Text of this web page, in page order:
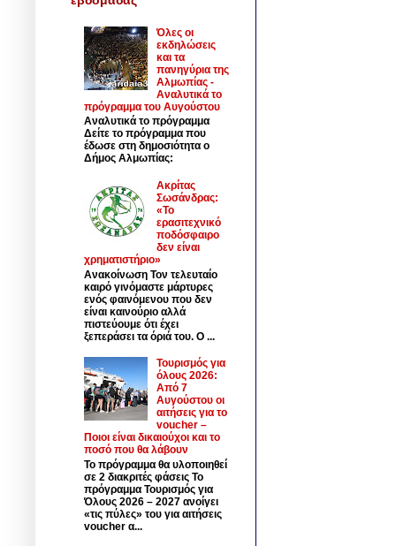
Όλες οι
εκδηλώσεις
και τα
πανηγύρια της
Αλμωπίας -
Αναλυτικά το
πρόγραμμα του Αυγούστου
Αναλυτικά το πρόγραμμα
Δείτε το πρόγραμμα που
έδωσε στη δημοσιότητα ο
Δήμος Αλμωπίας:
Ακρίτας
Σωσάνδρας:
«Το
ερασιτεχνικό
ποδόσφαιρο
δεν είναι
χρηματιστήριο»
Ανακοίνωση Τον τελευταίο
καιρό γινόμαστε μάρτυρες
ενός φαινόμενου που δεν
είναι καινούριο αλλά
πιστεύουμε ότι έχει
ξεπεράσει τα όριά του. Ο ...
Τουρισμός για
όλους 2026:
Από 7
Αυγούστου οι
αιτήσεις για το
voucher –
Ποιοι είναι δικαιούχοι και το
ποσό που θα λάβουν
Το πρόγραμμα θα υλοποιηθεί
σε 2 διακριτές φάσεις Το
πρόγραμμα Τουρισμός για
Όλους 2026 – 2027 ανοίγει
«τις πύλες» του για αιτήσεις
voucher α...